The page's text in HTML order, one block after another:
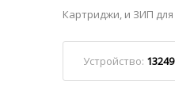
Картриджи, и ЗИП для
Устройство: 13249